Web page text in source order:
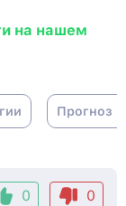
на нашем
Прогноз
0 0